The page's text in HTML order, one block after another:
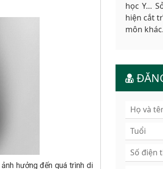
hưởng đến quá trình di
học Y…
hiện cắt
môn